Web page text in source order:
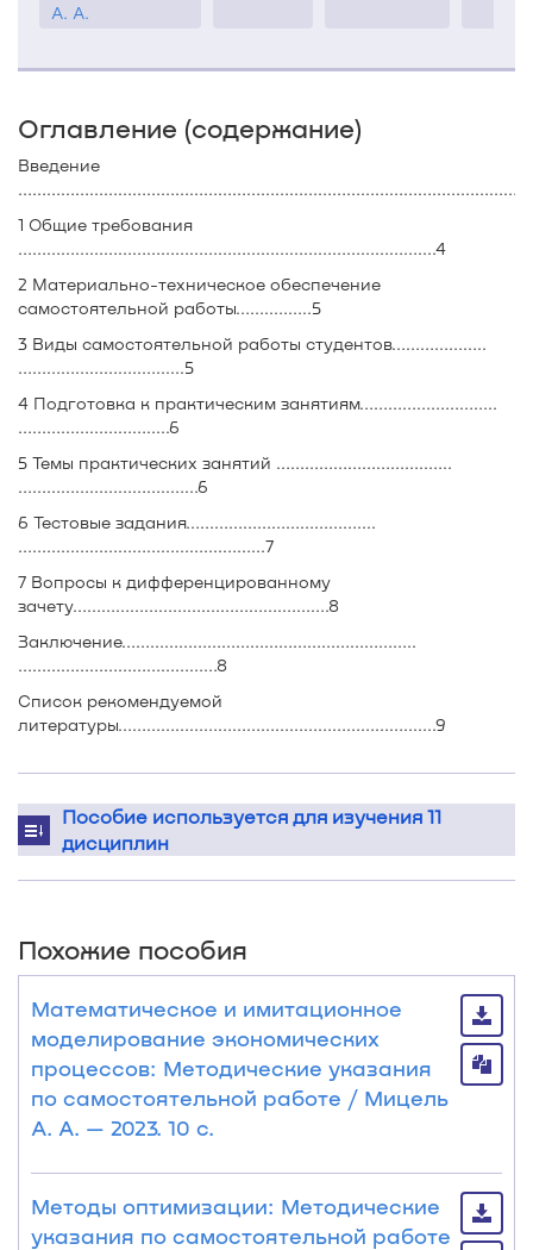
А. А.
Оглавление (содержание)
Введение
…………………………………………………………………………………………….4
1 Общие требования
…………………………………………………………………………....4
2 Материально-техническое обеспечение
самостоятельной работы……..……..5
3 Виды самостоятельной работы студентов………………..
……………………..…......5
4 Подготовка к практическим занятиям………………………..
……………………….....6
5 Темы практических занятий …………………………..…..
…………………………..……6
6 Тестовые задания………………………………....
…………………………………....……...7
7 Вопросы к дифференцированному
зачету……………………….…………….……….8
Заключение……………………………………………………..
……………………………………8
Список рекомендуемой
литературы…………………………………………………….......9
Пособие используется для изучения 11
дисциплин
Похожие пособия
Математическое и имитационное
моделирование экономических
процессов: Методические указания
по самостоятельной работе / Мицель
А. А. — 2023. 10 с.
Методы оптимизации: Методические
указания по самостоятельной работе